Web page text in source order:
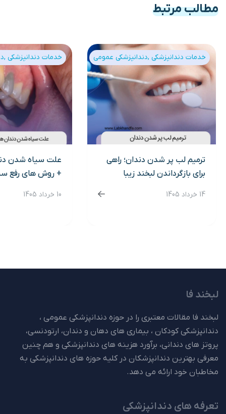
مطالب مرتبط
خدمات دندانپزشکی دندانپزشکی عمومی
ترمیم لب پر شدن دندان؛ راهی
برای بازگرداندن لبخند زیبا
14 خرداد 1405
خدمات دندانپزشکی
علت سیاه شدن
+ روش های رفع
10 خرداد 1405
لبخند فا
لبخند فا مقالات معتبری را در حوزه دندانپزشکی عمومی ،
دندانپزشکی کودکان ، بیماری های دهان و دندان، ارتودنسی،
پروتز های دندانی، برآورد هزینه های دندانپزشکی و هم چنین
معرفی بهترین دندانپزشکان در کلیه حوزه های دندانپزشکی به
مخاطبان خود ارائه می دهد.
تعرفه های دندانپزشکی